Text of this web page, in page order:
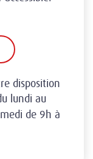
disposition
lundi au
de 9h à